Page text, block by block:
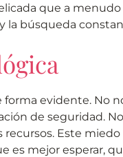
que a
la búsqueda
evidente. No
de seguridad.
Este
es mejor esperar,